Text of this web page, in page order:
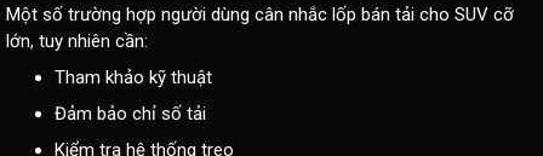
Một số trường hợp người dùng cân nhắc lốp bán tải cho SUV cỡ
lớn, tuy nhiên cần:
Tham khảo kỹ thuật
Đảm bảo chỉ số tải
Kiểm tra hệ thống treo